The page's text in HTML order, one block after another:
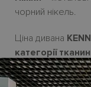
чорний нікель.
Ціна дивана
категорії
меблів не
треба